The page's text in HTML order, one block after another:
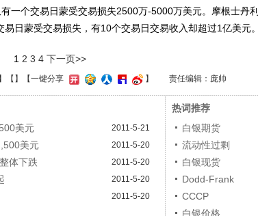
一个交易日蒙受交易损失2500万-5000万美元。摩根士丹利
易日蒙受交易损失，有10个交易日交易收入却超过1亿美元。
1 2 3 4 下一页>>
】【 】 【一键分享 】 责任编辑：庞帅
美元
2011-5-21
美元 2011-5-20
体下跌 2011-5-20
2011-5-20
2011-5-20
热词推荐
白银期货
流动性过剩
白银现货
Dodd-Frank
CCCP
白银价格